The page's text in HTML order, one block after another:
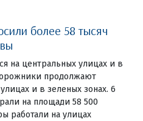
более 58 тысяч
на центральных улицах и в
продолжают
и в зеленых зонах. 6
на площади 58 500
работали на улицах